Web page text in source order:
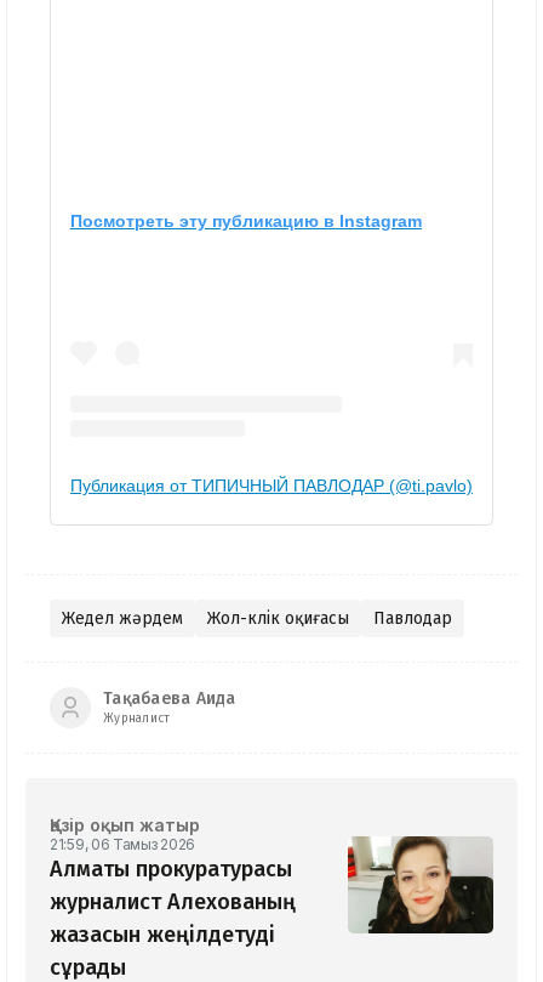
Посмотреть эту публикацию в Instagram
Публикация от ТИПИЧНЫЙ ПАВЛОДАР (@ti.pavlo)
Жедел жәрдем Жол-көлік оқиғасы Павлодар
Тақабаева Аида
Журналист
Қазір оқып жатыр
21:59, 06 Тамыз 2026
Алматы прокуратурасы
журналист Алехованың
жазасын жеңілдетуді
сұрады